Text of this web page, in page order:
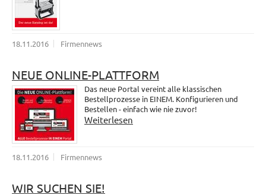
18.11.2016 Firmennews
NEUE ONLINE-PLATTFORM
Das neue Portal vereint alle klassischen
Bestellprozesse in EINEM. Konfigurieren und
Bestellen - einfach wie nie zuvor!
Weiterlesen
18.11.2016 Firmennews
WIR SUCHEN SIE!